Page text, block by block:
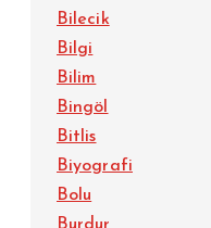
Bilecik
Bilgi
Bilim
Bingöl
Bitlis
Biyografi
Bolu